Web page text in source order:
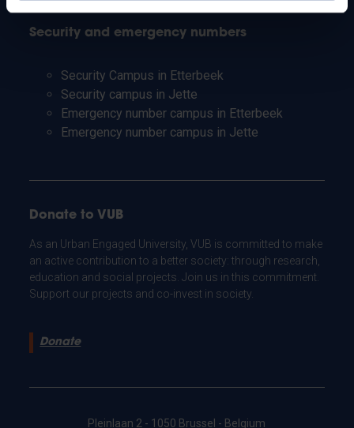
Security and emergency numbers
Security Campus in Etterbeek
Security campus in Jette
Emergency number campus in Etterbeek
Emergency number campus in Jette
Donate to VUB
As an Urban Engaged University, VUB is committed to make
an active contribution to a better society: through research,
education and social projects. Join us in this commitment.
Support our projects and co-invest in society.
Donate
Pleinlaan 2 - 1050 Brussel - Belgium